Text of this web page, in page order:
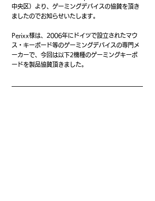
中央区）より、ゲーミングデバイスの協賛を頂き
ましたのでお知らせいたします。
Perixx様は、2006年にドイツで設立されたマウ
ス・キーボード等のゲーミングデバイスの専門メ
ーカーで、今回は以下2機種のゲーミングキーボ
ードを製品協賛頂きました。